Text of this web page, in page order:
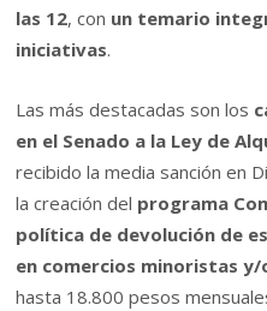
las 12, con un temario
iniciativas.
Las más destacadas son los
en el Senado a la Ley de
recibido la media sanción en
la creación del programa
política de devolución de
en comercios minoristas
hasta 18.800 pesos